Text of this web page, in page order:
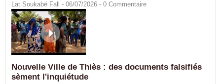
Lat Soukabé Fall - 06/07/2026 - 0 Commentaire
Nouvelle Ville de Thiès : des documents falsifiés
sèment l'inquiétude